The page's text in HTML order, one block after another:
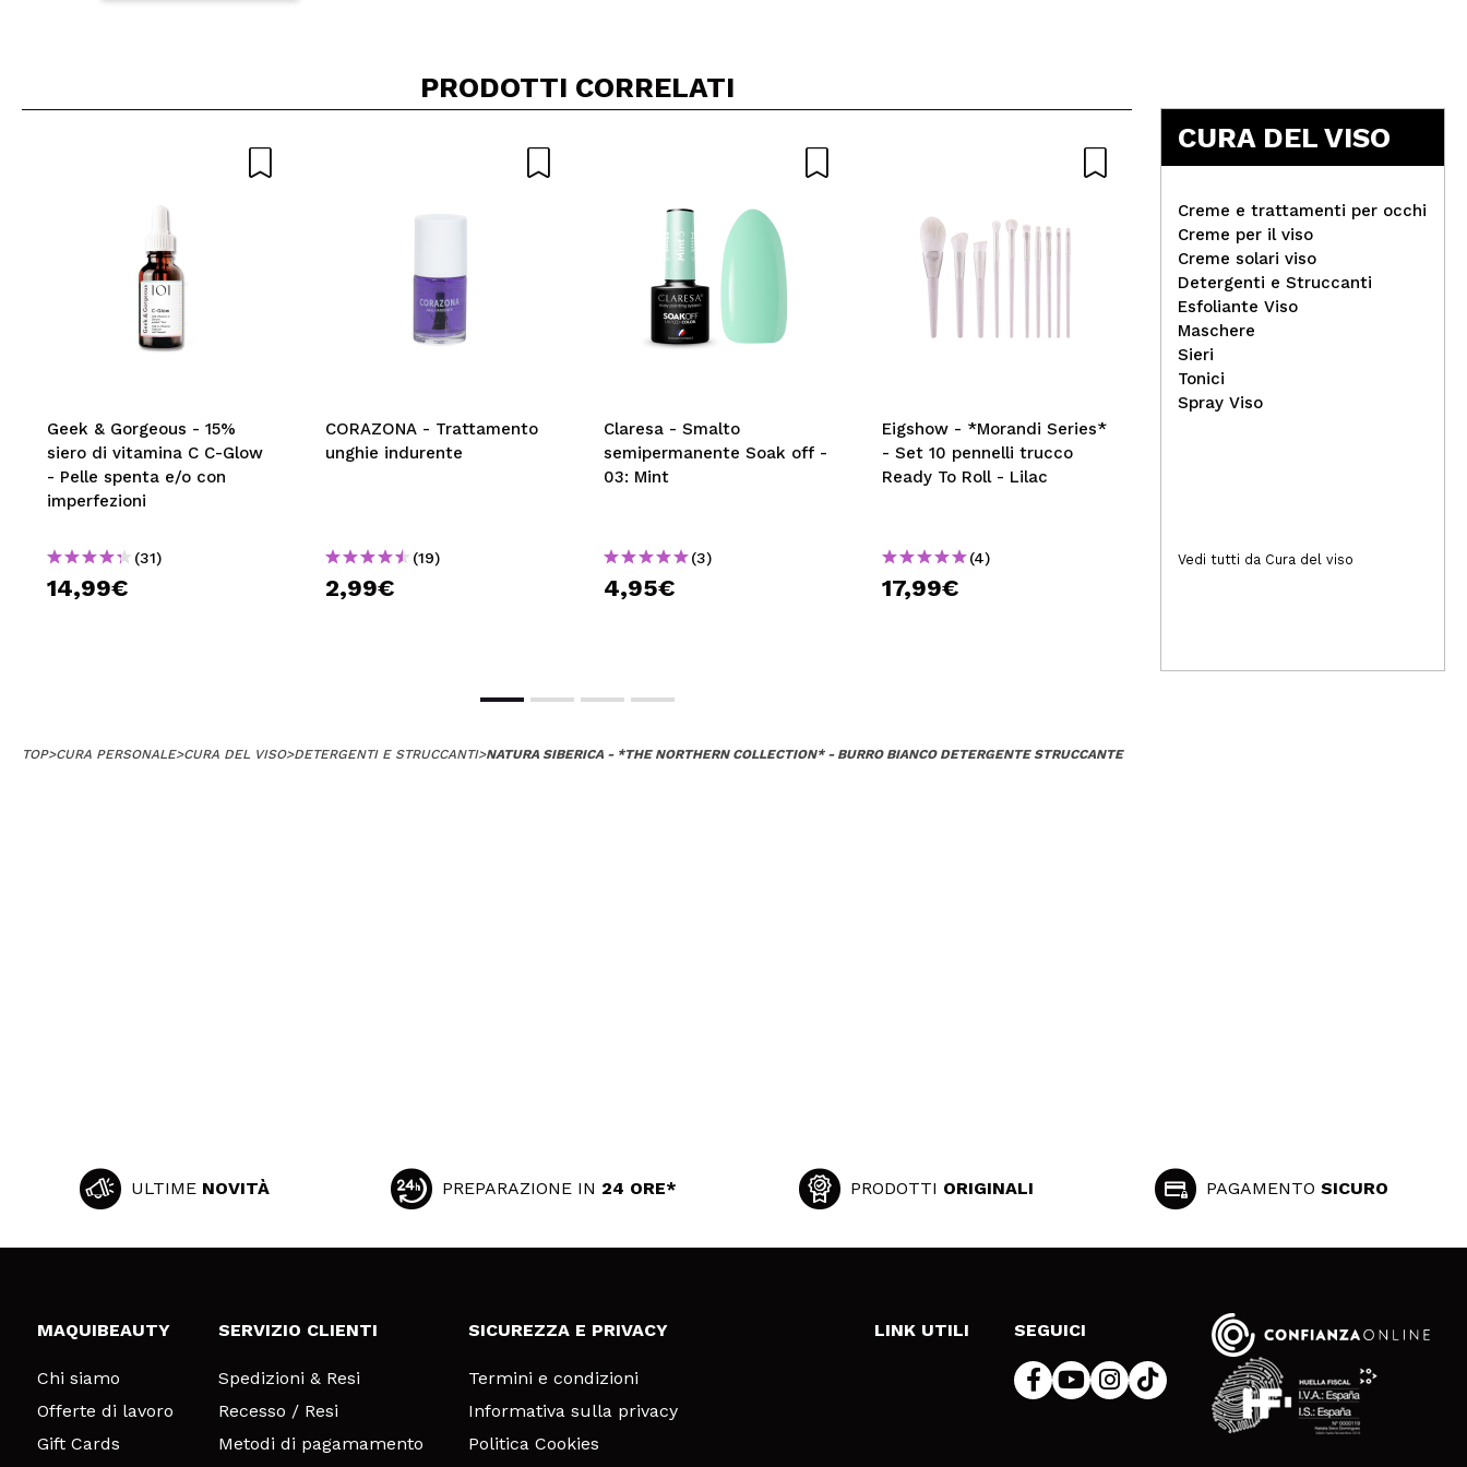
PRODOTTI CORRELATI
Geek & Gorgeous - 15%
siero di vitamina C C-Glow
- Pelle spenta e/o con
imperfezioni
(31)
14,99€
CORAZONA - Trattamento
unghie indurente
(19)
2,99€
Claresa - Smalto
semipermanente Soak off -
03: Mint
(3)
4,95€
Eigshow - *Morandi Series*
- Set 10 pennelli trucco
Ready To Roll - Lilac
(4)
17,99€
Technic Cosmetics -
Palette di ombretti Pressed
Pigment - Cinnamon Swirl
(20)
CURA DEL VISO
Creme e trattamenti per occhi
Creme per il viso
Creme solari viso
Detergenti e Struccanti
Esfoliante Viso
Maschere
Sieri
Tonici
Spray Viso
Vedi tutti da Cura del viso
TOP>CURA PERSONALE>CURA DEL VISO>DETERGENTI E STRUCCANTI>NATURA SIBERICA - *THE NORTHERN COLLECTION* - BURRO BIANCO DETERGENTE STRUCCANTE
ULTIME NOVITÀ PREPARAZIONE IN 24 ORE* PRODOTTI ORIGINALI PAGAMENTO SICURO
MAQUIBEAUTY
Chi siamo
Offerte di lavoro
Gift Cards
SERVIZIO CLIENTI
Spedizioni & Resi
Recesso / Resi
Metodi di pagamamento
SICUREZZA E PRIVACY
Termini e condizioni
Informativa sulla privacy
Politica Cookies
LINK UTILI SEGUICI